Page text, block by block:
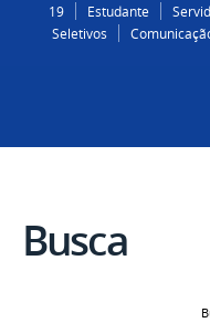
19
Estudante
Seletivos
Busca